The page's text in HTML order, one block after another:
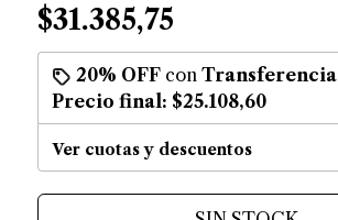
$31.385,75
20% OFFcon Transferencia
Precio final: $25.108,60
Ver cuotas y descuentos